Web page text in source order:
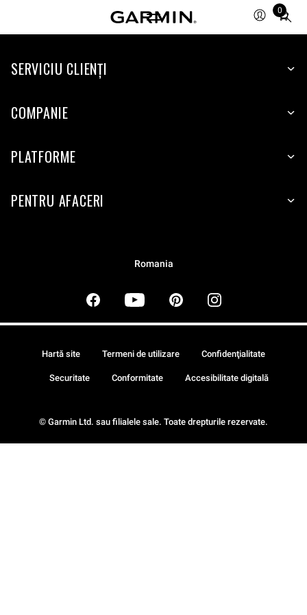
0
Total
items
cart:
SERVICIU CLIENŢI
COMPANIE
PLATFORME
PENTRU AFACERI
Romania
© Garmin Ltd. sau filialele sale. Toate drepturile rezervate.
Hartă site Termeni de utilizare Confidenţialitate
Securitate Conformitate Accesibilitate digitală